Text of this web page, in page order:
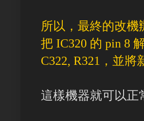
所以，最終的改
把 IC320 的 pin 8
C322, R321，並
這樣機器就可以正